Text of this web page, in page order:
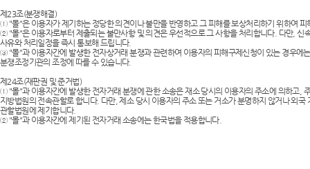
제23조(분쟁해결)
① "몰"은 이용자가 제기하는 정당한 의견이나 불만을 반영하고 그 피해를 보상처리하기 위하여 피
② "몰"은 이용자로부터 제출되는 불만사항 및 의견은 우선적으로 그 사항을 처리합니다. 다만, 신
사유와 처리일정을 즉시 통보해 드립니다.
③ "몰"과 이용자간에 발생한 전자상거래 분쟁과 관련하여 이용자의 피해구제신청이 있는 경우에
분쟁조정기관의 조정에 따를 수 있습니다.
제24조(재판권 및 준거법)
① "몰"과 이용자간에 발생한 전자거래 분쟁에 관한 소송은 재소 당시의 이용자의 주소에 의하고,
지방법원의 전속관할로 합니다. 다만, 제소 당시 이용자의 주소 또는 거소가 분명하지 않거나 외국
관할법원에 제기합니다.
② "몰"과 이용자간에 제기된 전자거래 소송에는 한국법을 적용합니다.